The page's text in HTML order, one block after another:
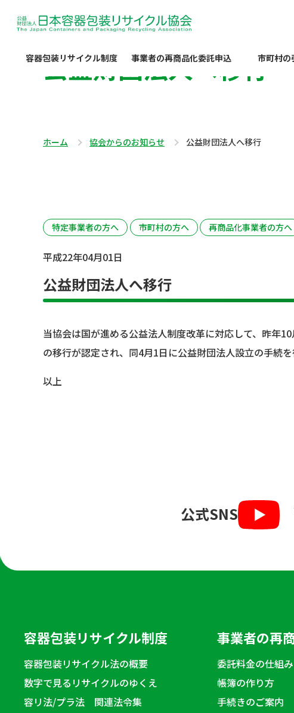
容器包装リサイクル制度 事業者の再商品化委託申込 市町村の
公益財団法人へ移行
ホーム 協会からのお知らせ 公益財団法人へ移行
特定事業者の方へ 市町村の方へ 再商品化事業者の方へ
平成22年04月01日
公益財団法人へ移行
当協会は国が進める公益法人制度改革に対応して、昨年
の移行が認定され、同4月1日に公益財団法人設立の手続
以上
公式SNS
容器包装リサイクル制度
容器包装リサイクル法の概要
数字で見るリサイクルのゆくえ
容リ法/プラ法 関連法令集
事業者の再
委託料金の仕組み
帳簿の作り方
手続きのご案内